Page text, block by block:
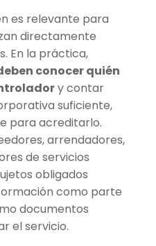
es relevante para
directamente
En la práctica,
conocer quién
y contar
suficiente,
para acreditarlo.
arrendadores,
de servicios
obligados
como parte
documentos
el servicio.